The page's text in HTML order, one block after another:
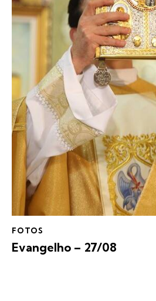
FOTOS
Evangelho – 27/08